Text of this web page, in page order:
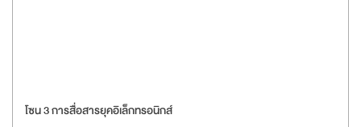
โซน 3 การสื่อสารยุคอิเล็กทรอนิกส์